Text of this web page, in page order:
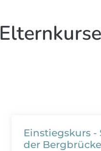
Elternkurse
Einstiegskurs
der Bergbrücke